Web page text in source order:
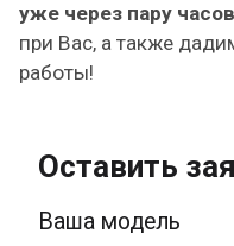
уже через пару часов
при Вас, а также
работы!
Оставить
Ваша модель